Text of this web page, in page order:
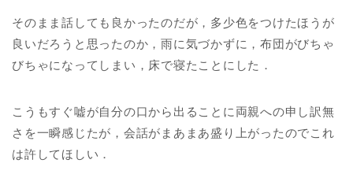
そのまま話しても良かったのだが，多少色をつけたほうが
良いだろうと思ったのか，雨に気づかずに，布団がびちゃ
びちゃになってしまい，床で寝たことにした．
こうもすぐ嘘が自分の口から出ることに両親への申し訳無
さを一瞬感じたが，会話がまあまあ盛り上がったのでこれ
は許してほしい．